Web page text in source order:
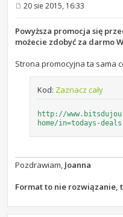
o
s
20 sie 2015, 16:33
Powyższa promocja się
możecie zdobyć za darmo
Strona promocyjna ta sama
Kod: Zaznacz cały
http://
home/in=todays-
Pozdrawiam, Joanna
Format to nie rozwiązanie,